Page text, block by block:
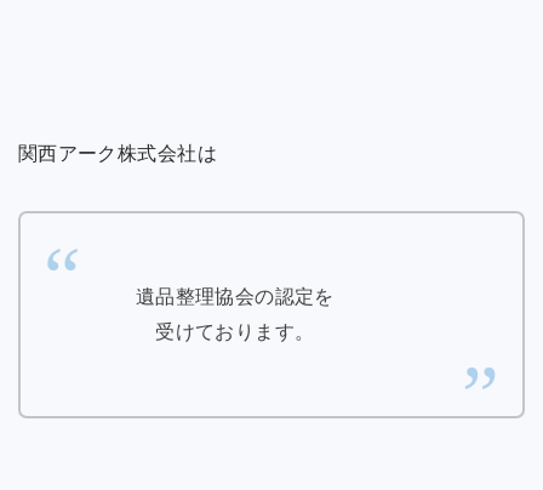
関西アーク株式会社は
遺品整理協会の認定を
受けております。